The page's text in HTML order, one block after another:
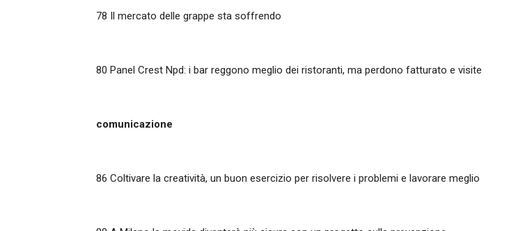
78 Il mercato delle grappe sta soffrendo
80 Panel Crest Npd: i bar reggono meglio dei ristoranti, ma perdono fatturato e visite
comunicazione
86 Coltivare la creatività, un buon esercizio per risolvere i problemi e lavorare meglio